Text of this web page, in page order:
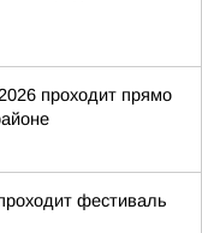
проходит прямо
фестиваль